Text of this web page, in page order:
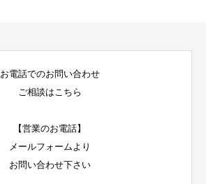
お電話でのお問い合わせ
ご相談はこちら
【営業のお電話】
メールフォームより
お問い合わせ下さい